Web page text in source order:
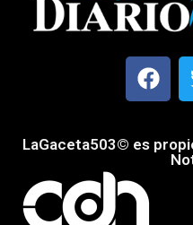
LaGaceta503© es